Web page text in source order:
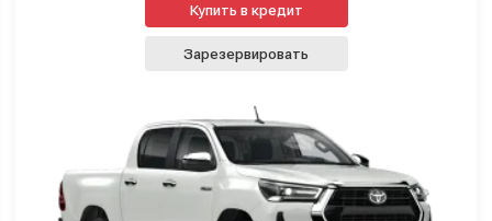
Купить в кредит
Зарезервировать